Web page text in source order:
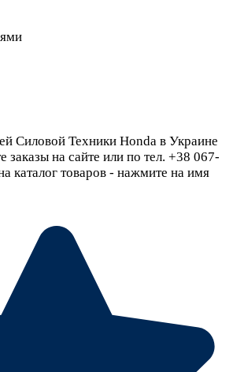
Силовой Техники Honda в Украине
заказы на сайте или по тел. +38 067-
каталог товаров - нажмите на имя